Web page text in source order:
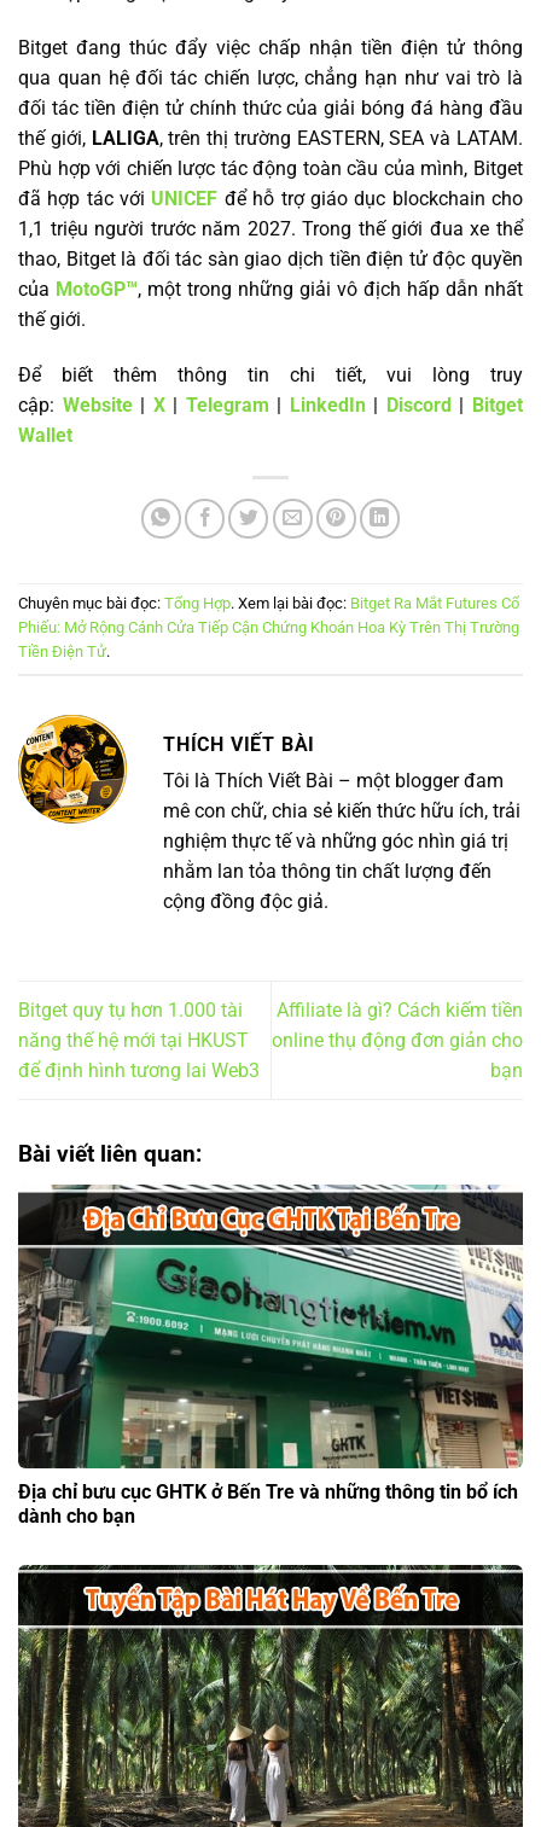
Bitget đang thúc đẩy việc chấp nhận tiền điện tử thông
qua quan hệ đối tác chiến lược, chẳng hạn như vai trò là
đối tác tiền điện tử chính thức của giải bóng đá hàng đầu
thế giới, LALIGA, trên thị trường EASTERN, SEA và LATAM.
Phù hợp với chiến lược tác động toàn cầu của mình, Bitget
đã hợp tác với UNICEF để hỗ trợ giáo dục blockchain cho
1,1 triệu người trước năm 2027. Trong thế giới đua xe thể
thao, Bitget là đối tác sàn giao dịch tiền điện tử độc quyền
của MotoGP™, một trong những giải vô địch hấp dẫn nhất
thế giới.
Để biết thêm thông tin chi tiết, vui lòng truy
cập: Website| X| Telegram | LinkedIn| Discord| Bitget
Wallet
Chuyên mục bài đọc: Tổng Hợp. Xem lại bài đọc: Bitget Ra Mắt Futures Cổ
Phiếu: Mở Rộng Cánh Cửa Tiếp Cận Chứng Khoán Hoa Kỳ Trên Thị Trường
Tiền Điện Tử.
THÍCH VIẾT BÀI
Tôi là Thích Viết Bài – một blogger đam
mê con chữ, chia sẻ kiến thức hữu ích, trải
nghiệm thực tế và những góc nhìn giá trị
nhằm lan tỏa thông tin chất lượng đến
cộng đồng độc giả.
Bitget quy tụ hơn 1.000 tài
năng thế hệ mới tại HKUST
để định hình tương lai Web3
Affiliate là gì? Cách kiếm tiền
online thụ động đơn giản cho
bạn
Bài viết liên quan:
Địa chỉ bưu cục GHTK ở Bến Tre và những thông tin bổ ích
dành cho bạn